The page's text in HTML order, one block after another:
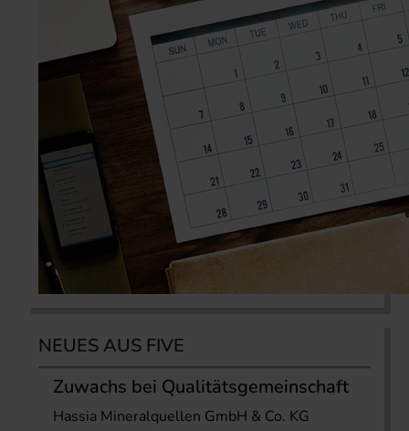
NEUES AUS FIVE
Zuwachs bei Qualitätsgemeinschaft
Hassia Mineralquellen GmbH & Co. KG